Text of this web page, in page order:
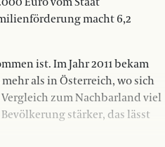
macht 6,2
ist. Im Jahr 2011 bekam
mehr als in Österreich, wo sich
zum Nachbarland viel
stärker, das lässt